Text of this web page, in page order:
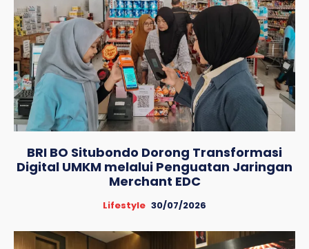
BRI BO Situbondo Dorong Transformasi
Digital UMKM melalui Penguatan Jaringan
Merchant EDC
Lifestyle 30/07/2026